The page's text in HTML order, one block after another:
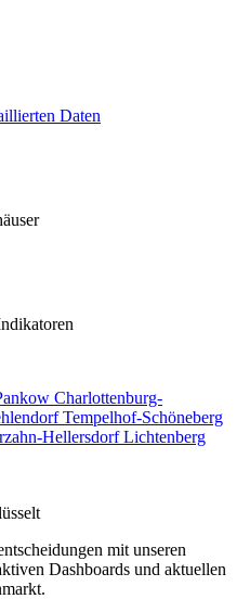
Daten
Charlottenburg-
Tempelhof-Schöneberg
HellersdorfLichtenberg
mit unseren
Dashboards und aktuellen